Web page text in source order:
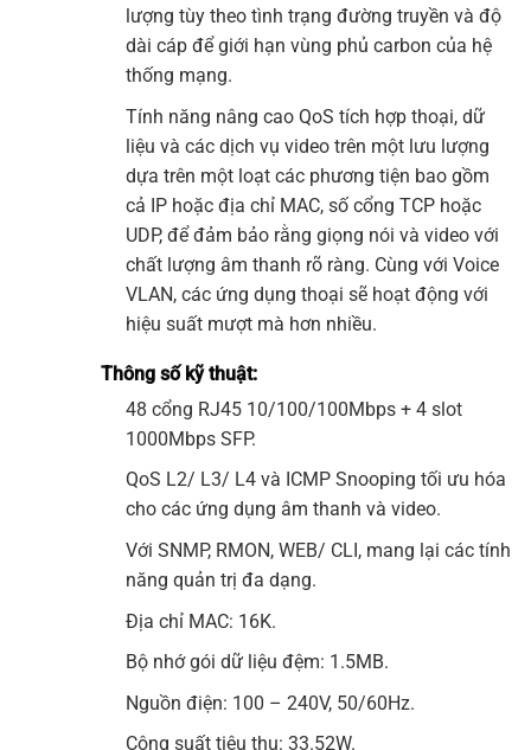
lượng tùy theo tình trạng đường truyền và độ
dài cáp để giới hạn vùng phủ carbon của hệ
thống mạng.
Tính năng nâng cao QoS tích hợp thoại, dữ
liệu và các dịch vụ video trên một lưu lượng
dựa trên một loạt các phương tiện bao gồm
cả IP hoặc địa chỉ MAC, số cổng TCP hoặc
UDP, để đảm bảo rằng giọng nói và video với
chất lượng âm thanh rõ ràng. Cùng với Voice
VLAN, các ứng dụng thoại sẽ hoạt động với
hiệu suất mượt mà hơn nhiều.
Thông số kỹ thuật:
48 cổng RJ45 10/100/100Mbps + 4 slot
1000Mbps SFP.
QoS L2/ L3/ L4 và ICMP Snooping tối ưu hóa
cho các ứng dụng âm thanh và video.
Với SNMP, RMON, WEB/ CLI, mang lại các tính
năng quản trị đa dạng.
Địa chỉ MAC: 16K.
Bộ nhớ gói dữ liệu đệm: 1.5MB.
Nguồn điện: 100 – 240V, 50/60Hz.
Công suất tiêu thụ: 33.52W.